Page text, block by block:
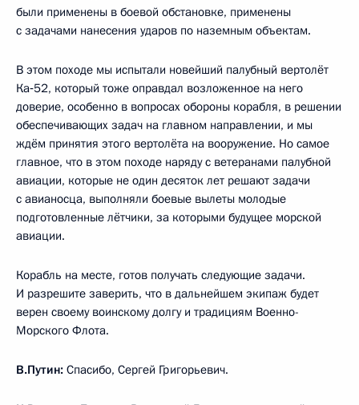
были применены в боевой обстановке, применены
с задачами нанесения ударов по наземным объектам.
В этом походе мы испытали новейший палубный вертолёт
Ка‑52, который тоже оправдал возложенное на него
доверие, особенно в вопросах обороны корабля, в решении
обеспечивающих задач на главном направлении, и мы
ждём принятия этого вертолёта на вооружение. Но самое
главное, что в этом походе наряду с ветеранами палубной
авиации, которые не один десяток лет решают задачи
с авианосца, выполняли боевые вылеты молодые
подготовленные лётчики, за которыми будущее морской
авиации.
Корабль на месте, готов получать следующие задачи.
И разрешите заверить, что в дальнейшем экипаж будет
верен своему воинскому долгу и традициям Военно-
Морского Флота.
В.Путин: Спасибо, Сергей Григорьевич.